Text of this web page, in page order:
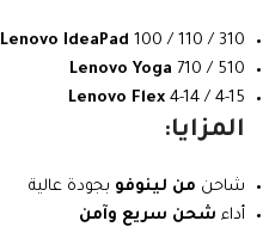
Lenovo IdeaPad 100 / 110 / 310
Lenovo Yoga 710 / 510
Lenovo Flex 4-14 / 4-15
المزايا:
شاحن من لينوفو بجودة عالية
أداء شحن سريع وآمن